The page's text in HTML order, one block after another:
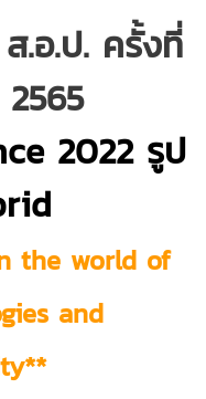
.อ.ป. ครั้งที่
2022 รูป
the world of
and